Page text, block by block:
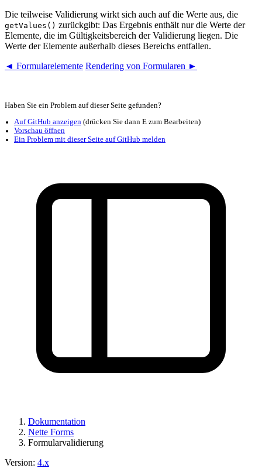
Die teilweise Validierung wirkt sich auch auf die Werte aus, die
getValues() zurückgibt: Das Ergebnis enthält nur die Werte der
Elemente, die im Gültigkeitsbereich der Validierung liegen. Die
Werte der Elemente außerhalb dieses Bereichs entfallen.
◄ Formularelemente Rendering von Formularen ►
Dokumentation
Nette Forms
Formularvalidierung
Version: 4.x